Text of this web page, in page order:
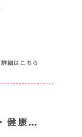
詳細はこちら
獅
子舞は❁無病息災・健康成就・五穀豊穣・家内安全ですよ❁